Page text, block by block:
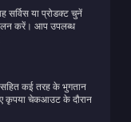
या प्रोडक्ट चुनें
करें। आप उपलब्ध
कई तरह के भुगतान
कृपया चेकआउट के दौरान